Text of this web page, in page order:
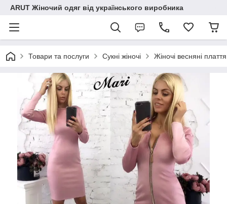
ARUT Жіночий одяг від українського виробника
Товари та послуги Сукні жіночі Жіночі весняні плаття